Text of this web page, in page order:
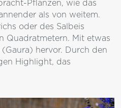
Pflanzen, wie das
als von weitem.
oder des Salbeis
Quadratmetern. Mit etwas
hervor. Durch den
Highlight, das